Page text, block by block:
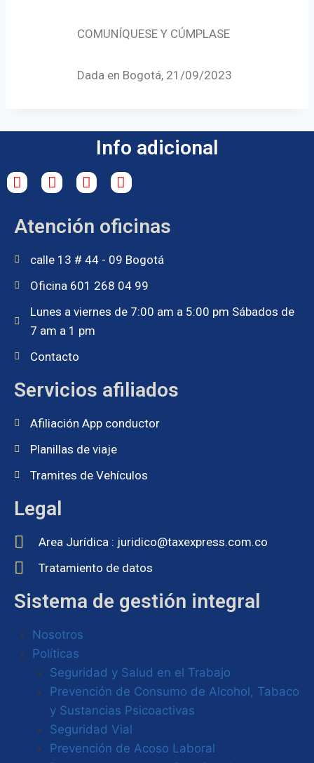
COMUNÍQUESE Y CÚMPLASE
Dada en Bogotá, 21/09/2023
Info adicional
Atención oficinas
calle 13 # 44 - 09 Bogotá
Oficina 601 268 04 99
Lunes a viernes de 7:00 am a 5:00 pm Sábados de
7 am a 1 pm
Contacto
Servicios afiliados
Afiliación App conductor
Planillas de viaje
Tramites de Vehículos
Legal
Area Jurídica : juridico@taxexpress.com.co
Tratamiento de datos
Sistema de gestión integral
Nosotros
Políticas
Seguridad y Salud en el Trabajo
Prevención de Consumo de Alcohol, Tabaco
y Sustancias Psicoactivas
Seguridad Vial
Prevención de Acoso Laboral